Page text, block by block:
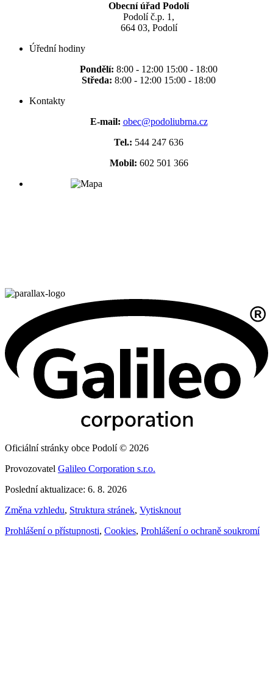
Obecní úřad Podolí
Podolí č.p. 1,
664 03, Podolí
Úřední hodiny
Pondělí: 8:00 - 12:00 15:00 - 18:00
Středa: 8:00 - 12:00 15:00 - 18:00
Kontakty
E-mail: obec@podoliubrna.cz
Tel.: 544 247 636
Mobil: 602 501 366
Oficiální stránky obce Podolí © 2026
Provozovatel Galileo Corporation s.r.o.
Poslední aktualizace: 6. 8. 2026
Změna vzhledu, Struktura stránek, Vytisknout
Prohlášení o přístupnosti, Cookies, Prohlášení o ochraně soukromí